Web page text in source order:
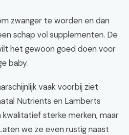
zwanger te worden en dan
schap vol supplementen. De
het gewoon goed doen voor
baby.
vaak voorbij ziet
Nutrients en Lamberts
kwalitatief sterke merken, maar
we ze even rustig naast